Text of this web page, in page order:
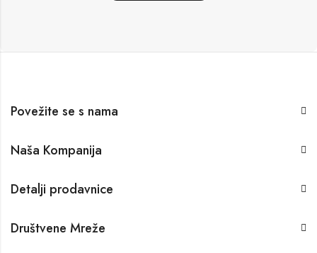
Povežite se s nama
Naša Kompanija
Detalji prodavnice
Društvene Mreže